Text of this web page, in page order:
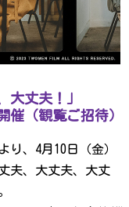
大丈夫！」
催（観覧ご招待）
り、4月10日（金）
夫、大丈夫、大丈